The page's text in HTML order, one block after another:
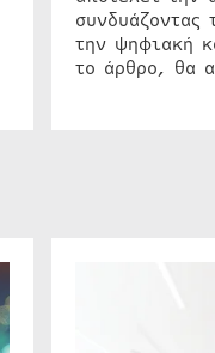
συνδυάζοντας
την ψηφιακή
το άρθρο, θα